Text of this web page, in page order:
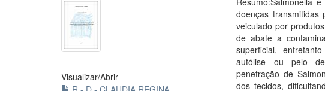
Visualizar/Abrir
doenças
veiculado por
de abate a
superficial,
autólise ou pelo
penetração de
dos tecidos,